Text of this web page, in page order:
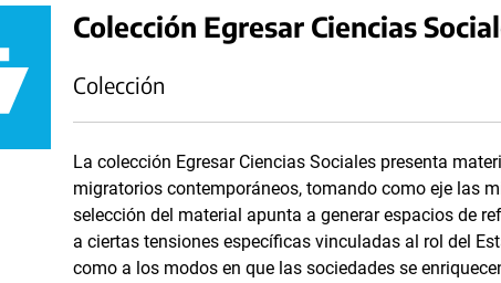
Colección Egresar Ciencias
Colección
La colección Egresar Ciencias Sociales presenta
migratorios contemporáneos, tomando como eje las
selección del material apunta a generar espacios de
a ciertas tensiones específicas vinculadas al rol del
como a los modos en que las sociedades se